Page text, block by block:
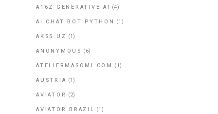
A16Z GENERATIVE AI (4)
AI CHAT BOT PYTHON (1)
AKSS.UZ (1)
ANONYMOUS (6)
ATELIERMASOMI.COM (1)
AUSTRIA (1)
AVIATOR (2)
AVIATOR BRAZIL (1)